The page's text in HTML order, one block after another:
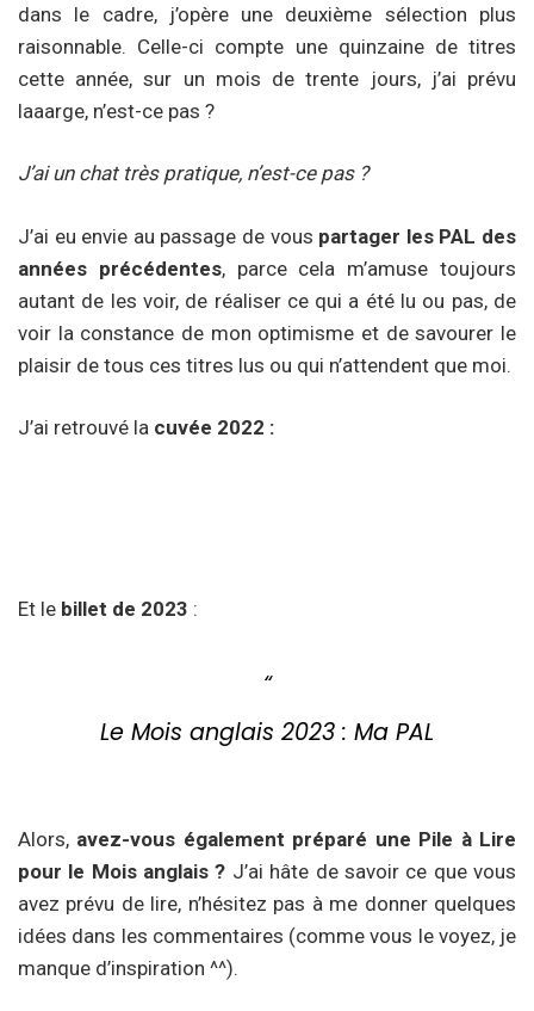
dans le cadre, j’opère une deuxième sélection plus
raisonnable. Celle-ci compte une quinzaine de titres
cette année, sur un mois de trente jours, j’ai prévu
laaarge, n’est-ce pas ?
J’ai un chat très pratique, n’est-ce pas ?
J’ai eu envie au passage de vous partager les PAL des
années précédentes, parce cela m’amuse toujours
autant de les voir, de réaliser ce qui a été lu ou pas, de
voir la constance de mon optimisme et de savourer le
plaisir de tous ces titres lus ou qui n’attendent que moi.
J’ai retrouvé la cuvée 2022 :
Et le billet de 2023 :
Le Mois anglais 2023 : Ma PAL
Alors, avez-vous également préparé une Pile à Lire
pour le Mois anglais ? J’ai hâte de savoir ce que vous
avez prévu de lire, n’hésitez pas à me donner quelques
idées dans les commentaires (comme vous le voyez, je
manque d’inspiration ^^).